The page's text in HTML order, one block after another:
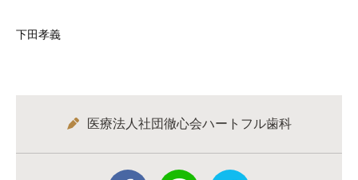
下田孝義
医療法人社団徹心会ハートフル歯科